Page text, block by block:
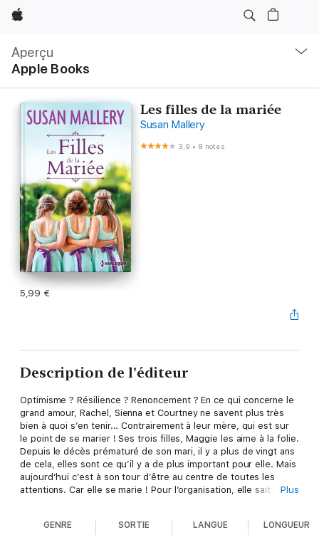
Apple
Aperçu
Apple Books
locale
Ouvrir
menu
Les filles de la mariée
Susan Mallery
3,9 • 8 notes
5,99 €
Description de l’éditeur
Optimisme ? Résilience ? Renoncement ? En ce qui concerne le
grand amour, Rachel, Sienna et Courtney ne savent plus très
bien à quoi s’en tenir... Contrairement à leur mère, qui est sur
le point de se marier ! Ses trois filles, Maggie les aime à la folie.
Depuis le décès prématuré de son mari, il y a plus de vingt ans
de cela, elles sont ce qu’il y a de plus important pour elle. Mais
aujourd’hui c’est à son tour d’être au centre de toutes les
attentions. Car elle se marie ! Pour l’organisation, elle sait
parfait. Leur mère, Rachel, Sienna et Courtney la chérissent
Plus
GENRE SORTIE LANGUE LONGUEUR